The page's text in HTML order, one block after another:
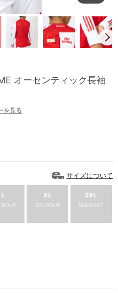
オーセンティック長袖
を見る
サイズについて
L XL
SOLDOUT
2XL
SOLDOUT